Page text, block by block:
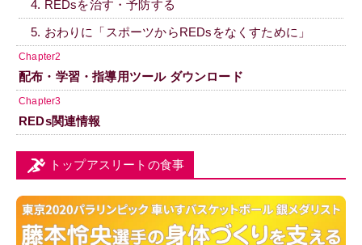
4. REDsを治す・予防する
5. おわりに「スポーツからREDsをなくすために」
Chapter2
配布・学習・指導用ツール ダウンロード
Chapter3
REDs関連情報
トップアスリートの食事